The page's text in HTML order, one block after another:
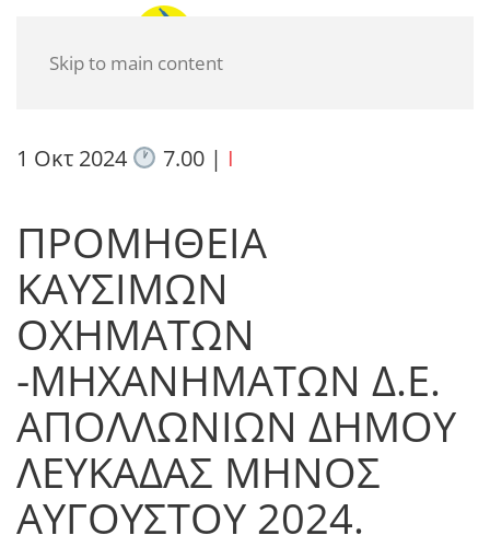
Skip to main content
1 Οκτ 2024 7.00| I
ΠΡΟΜΗΘΕΙΑ
ΚΑΥΣΙΜΩΝ
ΟΧΗΜΑΤΩΝ
-ΜΗΧΑΝΗΜΑΤΩΝ Δ.Ε.
ΑΠΟΛΛΩΝΙΩΝ ΔΗΜΟΥ
ΛΕΥΚΑΔΑΣ ΜΗΝΟΣ
ΑΥΓΟΥΣΤΟΥ 2024.